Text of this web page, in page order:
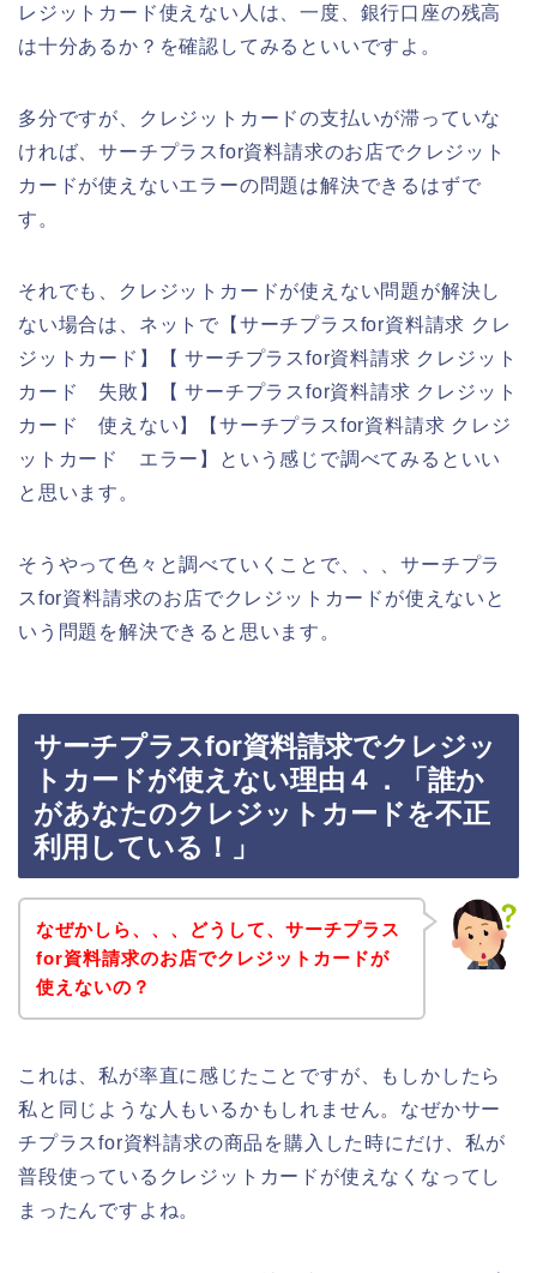
レジットカード使えない人は、一度、銀行口座の残高
は十分あるか？を確認してみるといいですよ。
多分ですが、クレジットカードの支払いが滞っていな
ければ、サーチプラスfor資料請求のお店でクレジット
カードが使えないエラーの問題は解決できるはずで
す。
それでも、クレジットカードが使えない問題が解決し
ない場合は、ネットで【サーチプラスfor資料請求 クレ
ジットカード】【 サーチプラスfor資料請求 クレジット
カード 失敗】【 サーチプラスfor資料請求 クレジット
カード 使えない】【サーチプラスfor資料請求 クレジ
ットカード エラー】という感じで調べてみるといい
と思います。
そうやって色々と調べていくことで、、、サーチプラ
スfor資料請求のお店でクレジットカードが使えないと
いう問題を解決できると思います。
サーチプラスfor資料請求でクレジッ
トカードが使えない理由４．「誰か
があなたのクレジットカードを不正
利用している！」
なぜかしら、、、どうして、サーチプラス
for資料請求のお店でクレジットカードが
使えないの？
これは、私が率直に感じたことですが、もしかしたら
私と同じような人もいるかもしれません。なぜかサー
チプラスfor資料請求の商品を購入した時にだけ、私が
普段使っているクレジットカードが使えなくなってし
まったんですよね。